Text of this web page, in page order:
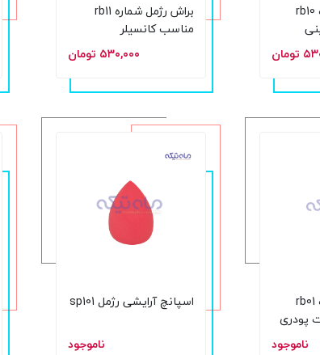
براش رژمل شماره rb10
براش رژمل شماره rb11
مناسب کانسیلر
۵۳۰,۰۰۰ تومان
براش رژمل شماره rb01
پودری
ناموجود
اسپانچ آرایشی رژمل sp101
ناموجود